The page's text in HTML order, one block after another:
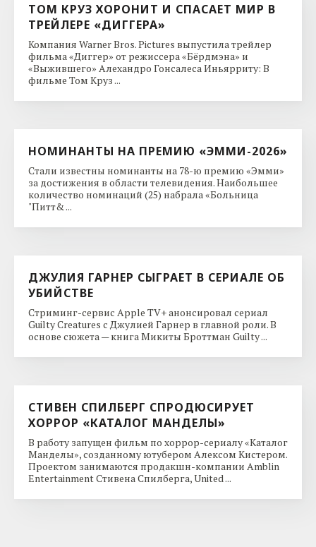
ТОМ КРУЗ ХОРОНИТ И СПАСАЕТ МИР В
ТРЕЙЛЕРЕ «ДИГГЕРА»
Компания Warner Bros. Pictures выпустила трейлер
фильма «Диггер» от режиссера «Бёрдмэна» и
«Выжившего» Алехандро Гонсалеса Иньярриту: В
фильме Том Круз ...
НОМИНАНТЫ НА ПРЕМИЮ «ЭММИ-2026»
Стали известны номинанты на 78-ю премию «Эмми»
за достижения в области телевидения. Наибольшее
количество номинаций (25) набрала «Больница
"Питт& ...
ДЖУЛИЯ ГАРНЕР СЫГРАЕТ В СЕРИАЛЕ ОБ
УБИЙСТВЕ
Стриминг-сервис Apple TV+ анонсировал сериал
Guilty Creatures с Джулией Гарнер в главной роли. В
основе сюжета — книга Микиты Броттман Guilty ...
СТИВЕН СПИЛБЕРГ СПРОДЮСИРУЕТ
ХОРРОР «КАТАЛОГ МАНДЕЛЫ»
В работу запущен фильм по хоррор-сериалу «Каталог
Манделы», созданному ютубером Алексом Кистером.
Проектом занимаются продакшн-компании Amblin
Entertainment Стивена Спилберга, United ...